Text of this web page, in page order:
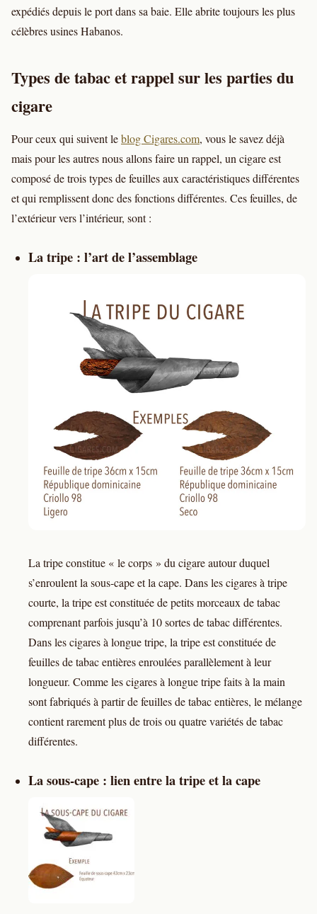
expédiés depuis le port dans sa baie. Elle abrite toujours les plus
célèbres usines Habanos.
Types de tabac et rappel sur les parties du
cigare
Pour ceux qui suivent leblog Cigares.com, vous le savez déjà
mais pour les autres nous allons faire un rappel, un cigare est
composé de trois types de feuilles aux caractéristiques différentes
et qui remplissent donc des fonctions différentes. Ces feuilles, de
l’extérieur vers l’intérieur, sont :
La tripe : l’art de l’assemblage
La tripe constitue « le corps » du cigare autour duquel
s’enroulent la sous-cape et la cape. Dans les cigares à tripe
courte, la tripe est constituée de petits morceaux de tabac
comprenant parfois jusqu’à 10 sortes de tabac différentes.
Dans les cigares à longue tripe, la tripe est constituée de
feuilles de tabac entières enroulées parallèlement à leur
longueur. Comme les cigares à longue tripe faits à la main
sont fabriqués à partir de feuilles de tabac entières, le mélange
contient rarement plus de trois ou quatre variétés de tabac
différentes.
La sous-cape : lien entre la tripe et la cape